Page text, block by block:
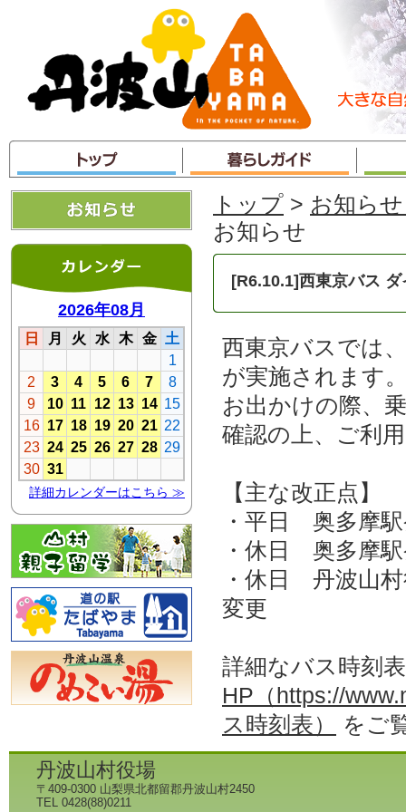
ャ
ン
プ
トップ > お知ら
お知らせ
[R6.10.1]西東京バス
西東京バスでは
が実施されます
お出かけの際、
確認の上、ご利
【主な改正点】
・平日 奥多摩
・休日 奥多摩
・休日 丹波山
変更
詳細なバス時刻
HP（https://
ス時刻表）
をご
丹波山村役場
〒409-0300 山梨県北都留郡丹波山村2450
TEL 0428(88)0211